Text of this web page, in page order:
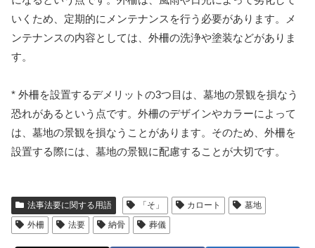
いくため、定期的にメンテナンスを行う必要があります。メ
ンテナンスの内容としては、外柵の洗浄や塗装などがありま
す。
* 外柵を設置するデメリットの3つ目は、墓地の景観を損なう
恐れがあるという点です。外柵のデザインやカラーによって
は、墓地の景観を損なうことがあります。そのため、外柵を
設置する際には、墓地の景観に配慮することが大切です。
法事法要に関する用語 「そ」 カロート
墓地
外柵
法要 納骨 葬儀